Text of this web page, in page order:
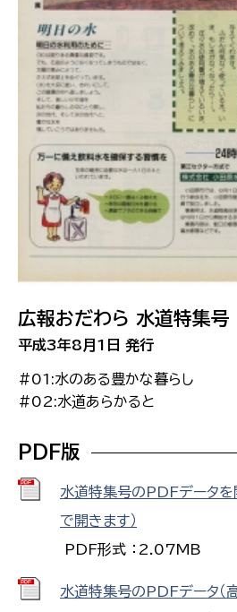
広報おだわら 水道特集号
平成3年8月1日 発行
#01:水のある豊かな暮らし
#02:水道あらかると
PDF版
水道特集号のPDFデータを
で開きます）
PDF形式 ：2.07MB
水道特集号のPDFデータ（